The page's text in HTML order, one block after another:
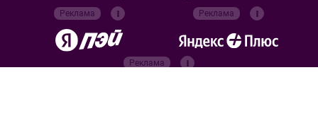
Реклама Реклама
Реклама